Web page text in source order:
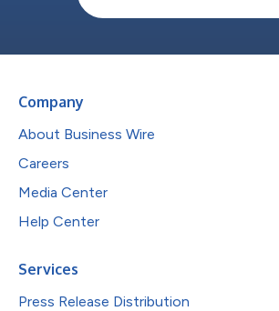
Company
About Business Wire
Careers
Media Center
Help Center
Services
Press Release Distribution